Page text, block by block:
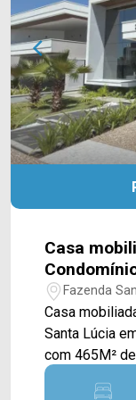
farmácia
supermercado Crema. Entre
equipe da
WhatsApp e
IMÓVEIS -
Casa
Fazenda
Casa
Santa Lúcia em
com 465M²
sendo